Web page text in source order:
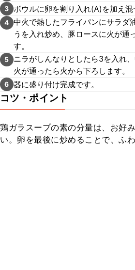
3 ボウルに卵を割り入れ(A)を加え混
4 中火で熱したフライパンにサラダ
うを入れ炒め、豚ロースに火が通
す。
5
ニラがしんなりとしたら3を入れ
火が通ったら火から下ろします。
6 器に盛り付け完成です。
コツ・ポイント
鶏ガラスープの素の分量は、お好
い。卵を最後に炒めることで、ふ